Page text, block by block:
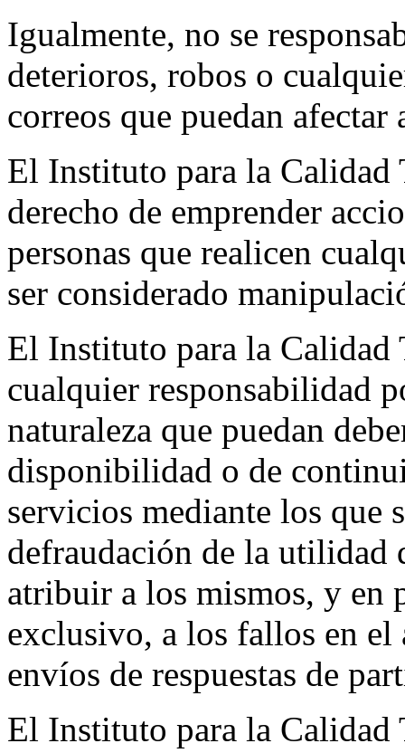
Igualmente, no se
deterioros, robos o
correos que puedan
El Instituto para la Calidad
derecho de emprender
personas que realicen
ser considerado
El Instituto para la Calidad
cualquier responsabilidad
naturaleza que puedan
disponibilidad o de
servicios mediante los que
defraudación de la utilidad
atribuir a los mismos, y en
exclusivo, a los fallos en el
envíos de respuestas de
El Instituto para la Calidad